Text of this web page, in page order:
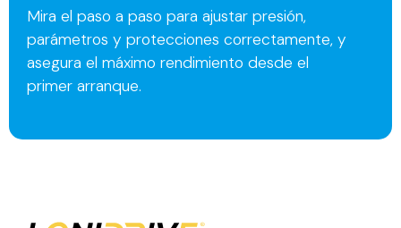
Mira el paso a paso para ajustar presión,
parámetros y protecciones correctamente, y
asegura el máximo rendimiento desde el
primer arranque.